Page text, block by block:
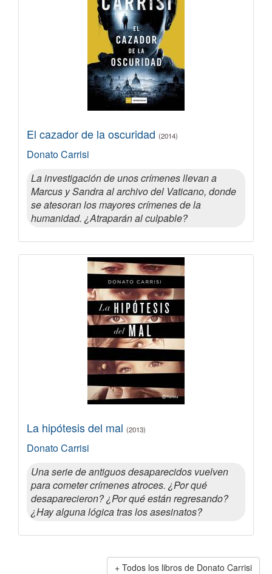
El cazador de la oscuridad (2014)
Donato Carrisi
La investigación de unos crímenes llevan a
Marcus y Sandra al archivo del Vaticano, donde
se atesoran los mayores crímenes de la
humanidad. ¿Atraparán al culpable?
La hipótesis del mal (2013)
Donato Carrisi
Una serie de antiguos desaparecidos vuelven
para cometer crímenes atroces. ¿Por qué
desaparecieron? ¿Por qué están regresando?
¿Hay alguna lógica tras los asesinatos?
Todos los libros de Donato Carrisi